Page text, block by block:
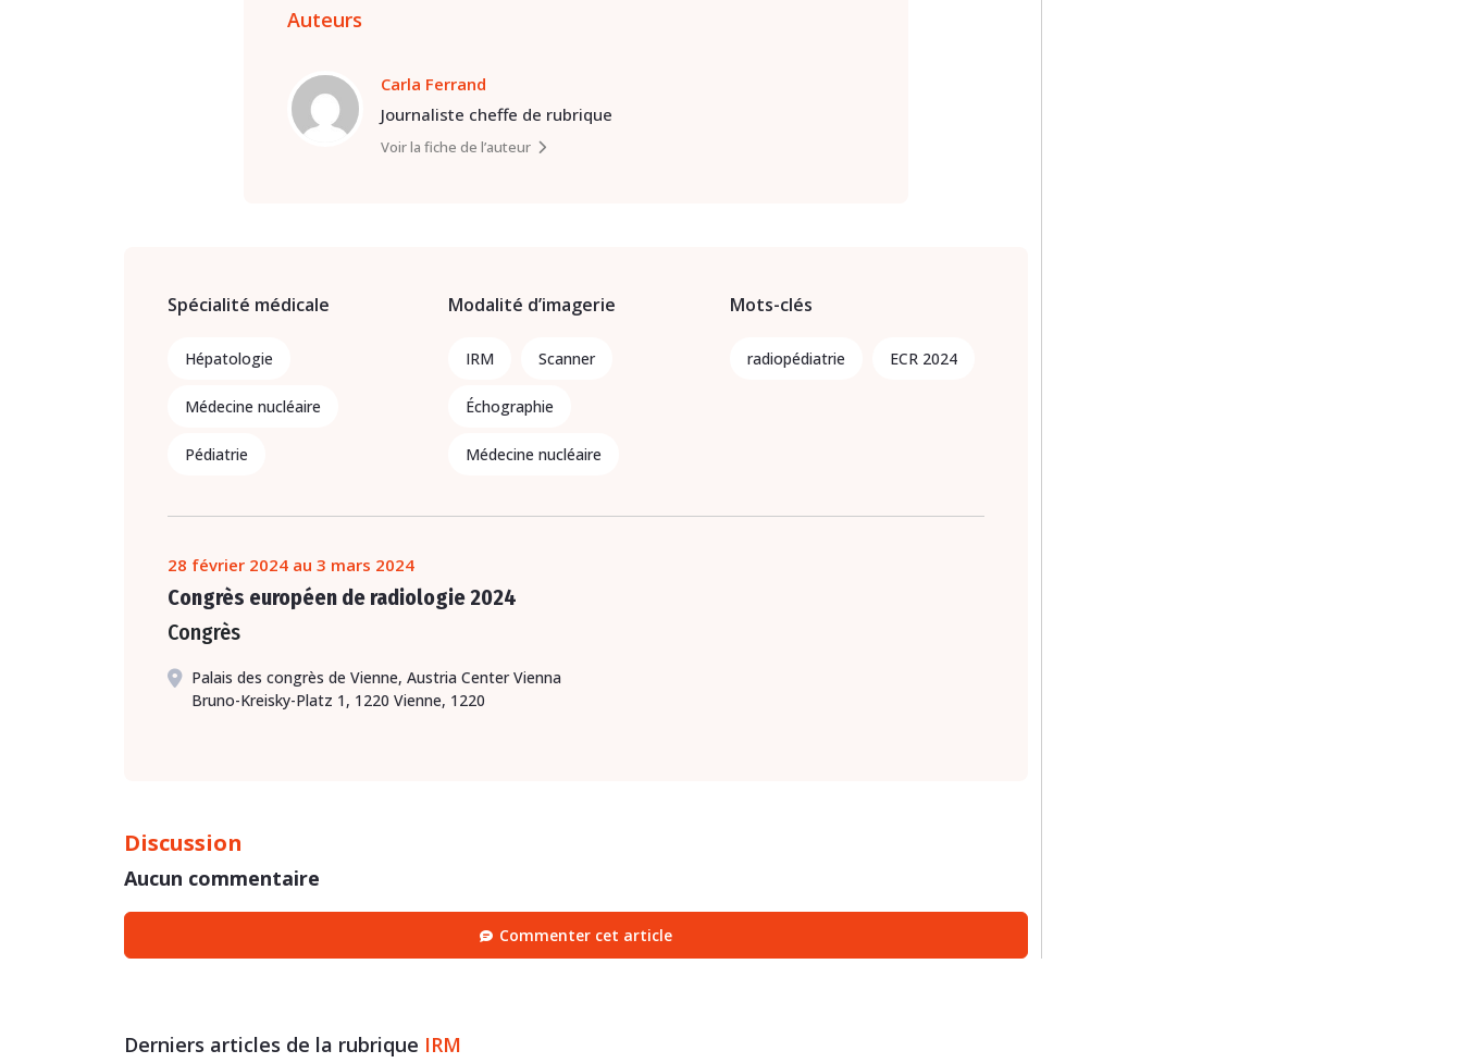
Auteurs
Carla Ferrand
Journaliste cheffe de rubrique
Voir la fiche de l’auteur
Spécialité médicale
Hépatologie
Médecine nucléaire
Pédiatrie
Modalité d’imagerie
IRM Scanner
Échographie
Médecine nucléaire
Mots-clés
radiopédiatrie ECR 2024
28 février 2024 au 3 mars 2024
Congrès européen de radiologie 2024
Congrès
Palais des congrès de Vienne, Austria Center Vienna
Bruno-Kreisky-Platz 1, 1220 Vienne, 1220
Discussion
Aucun commentaire
Commenter cet article
Derniers articles de la rubrique IRM